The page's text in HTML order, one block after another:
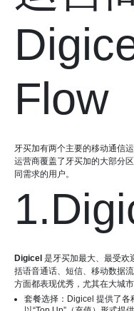
Flow
牙买加有两个主要的移动通信
运营商覆盖了牙买加的大部分
同需求的用户。
Digicel 是牙买加最大、最受欢
括语音通话、短信、移动数据
方面都表现优秀，尤其在大城
套餐选择：Digicel 提供了各